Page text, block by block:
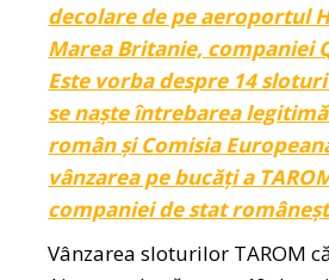
decolare de pe aeroportul
Marea Britanie, companiei
Este vorba despre 14
se naște întrebarea
român și Comisia
vânzarea pe bucăți a
companiei de stat
Vânzarea sloturilor TAROM